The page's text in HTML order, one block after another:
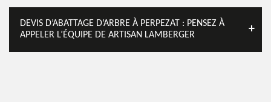
DEVIS D’ABATTAGE D’ARBRE À PERPEZAT : PENSEZ À
APPELER L’ÉQUIPE DE ARTISAN LAMBERGER